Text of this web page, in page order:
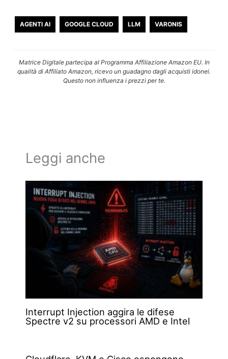
AGENTI AI GOOGLE CLOUD LLM VARONIS
Matrice Digitale partecipa al Programma Affiliazione Amazon EU. In
qualità di Affiliato Amazon, ricevo un guadagno dagli acquisti idonei.
Questo non influenza i prezzi per te.
Leggi anche
Interrupt Injection aggira le difese
Spectre v2 su processori AMD e Intel